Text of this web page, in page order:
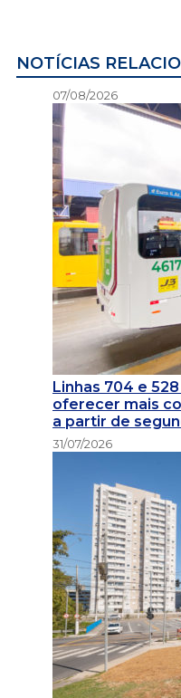
NOTÍCIAS
07/08/2026
Linhas 704 e
oferecer mais
a partir de
31/07/2026